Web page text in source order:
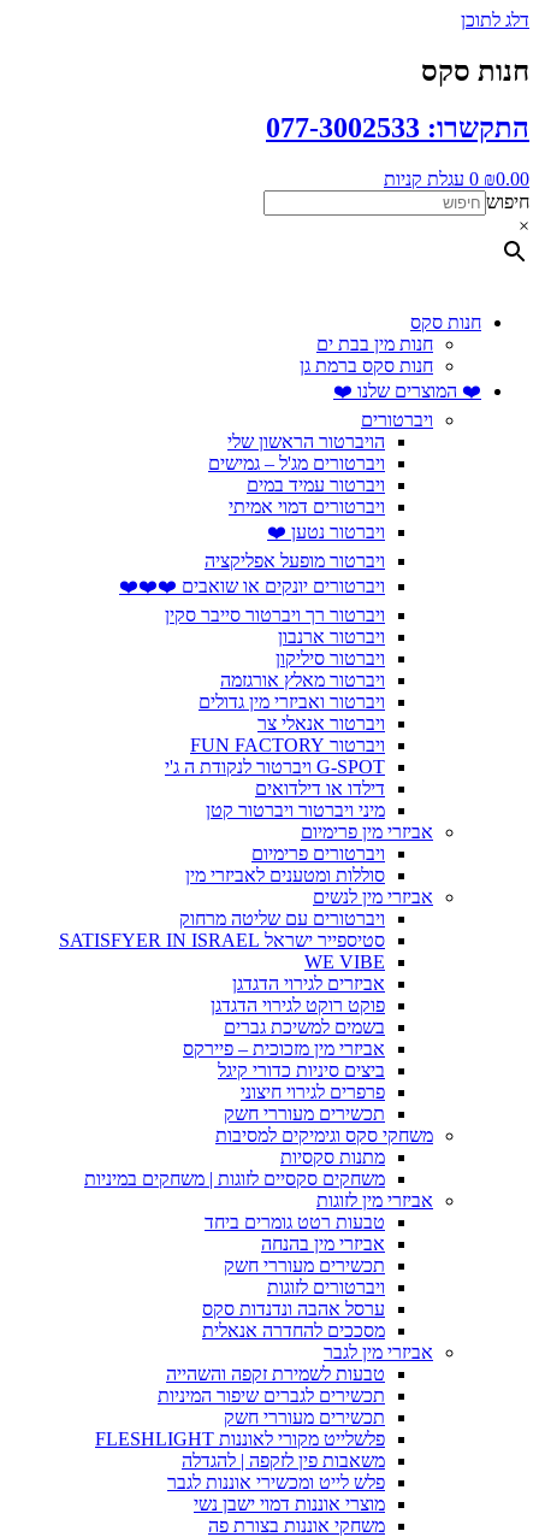
דלג לתוכן
חנות סקס
התקשרו: 077-3002533
₪0.00
0 עגלת קניות
חיפוש
×
חנות סקס
חנות מין בבת ים
חנות סקס ברמת גן
❤️ המוצרים שלנו ❤️
ויברטורים
הויברטור הראשון שלי
ויברטורים מג'ל – גמישים
ויברטור עמיד במים
ויברטורים דמוי אמיתי
ויברטור נטען ❤️
ויברטור מופעל אפליקציה
ויברטורים יונקים או שואבים ❤️❤️❤️
ויברטור רך ויברטור סייבר סקין
ויברטור ארנבון
ויברטור סיליקון
ויברטור מאלץ אורגזמה
ויברטור ואביזרי מין גדולים
ויברטור אנאלי צר
ויברטור FUN FACTORY
G-SPOT ויברטור לנקודת ה ג'י
דילדו או דילדואים
מיני ויברטור ויברטור קטן
אביזרי מין פרימיום
ויברטורים פרימיום
סוללות ומטענים לאביזרי מין
אביזרי מין לנשים
ויברטורים עם שליטה מרחוק
סטיספייר ישראל SATISFYER IN ISRAEL
WE VIBE
אביזרים לגירוי הדגדגן
פוקט רוקט לגירוי הדגדגן
בשמים למשיכת גברים
אביזרי מין מזכוכית – פיירקס
ביצים סיניות כדורי קיגל
פרפרים לגירוי חיצוני
תכשירים מעוררי חשק
משחקי סקס וגימיקים למסיבות
מתנות סקסיות
משחקים סקסיים לזוגות | משחקים במיניות
אביזרי מין לזוגות
טבעות רטט גומרים ביחד
אביזרי מין בהנחה
תכשירים מעוררי חשק
ויברטורים לזוגות
ערסל אהבה ונדנדות סקס
מסככים להחדרה אנאלית
אביזרי מין לגבר
טבעות לשמירת זקפה והשהייה
תכשירים לגברים שיפור המיניות
תכשירים מעוררי חשק
פלשלייט מקורי לאוננות FLESHLIGHT
משאבות פין לזקפה | להגדלה
פלש לייט ומכשירי אוננות לגבר
מוצרי אוננות דמוי ישבן נשי
משחקי אוננות בצורת פה